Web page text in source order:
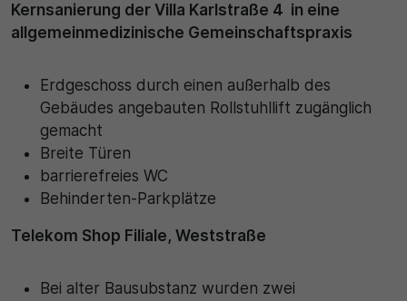
Kernsanierung der Villa Karlstraße 4 in eine
allgemeinmedizinische Gemeinschaftspraxis
Erdgeschoss durch einen außerhalb des
Gebäudes angebauten Rollstuhllift zugänglich
gemacht
Breite Türen
barrierefreies WC
Behinderten-Parkplätze
Telekom Shop Filiale, Weststraße
Bei alter Bausubstanz wurden zwei
30 Minuten
Wird für statistische Zwecke verwendet, um
vorübergehende Daten des Besuchs zu speichern.